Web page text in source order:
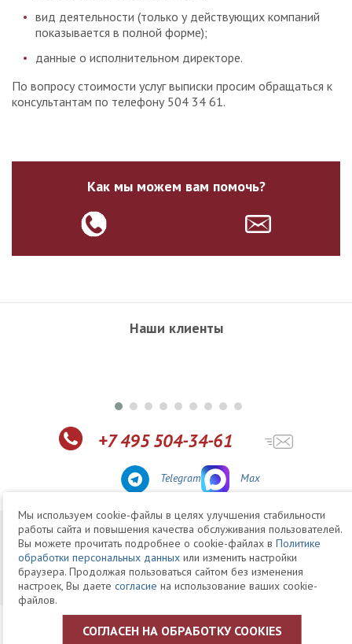
вид деятельности (только у действующих компаний
показывается в полной форме);
данные о исполнительном директоре.
По вопросу стоимости услуг выписки просим обращаться к
консультантам по телефону 504 34 61.
Как мы можем вам помочь?
Наши клиенты
+7 495 504-34-61
Telegram Max
© 1994-2026 Юридическая Фирма «Клифф»
Юридические услуги, аудит, офшоры
Карта
сайта
Политика ЗАО «Юридическая фирма «КЛИФФ» в отношении
обработки персональных данных пользователей
Мы используем cookie-файлы в целях улучшения стабильности
работы сайта и повышения качества обслуживания пользователей.
Вы можете прочитать подробнее о cookie-файлах вПолитике
обработки персональных данных или изменить настройки
браузера. Продолжая пользоваться сайтом без изменения
настроек, Вы даетесогласие на использование ваших cookie-
файлов.
СОГЛАСЕН НА ОБРАБОТКУ COOKIES